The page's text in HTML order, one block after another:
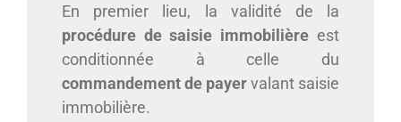
En premier lieu,
la validité de la
procédure de saisie immobilière est
conditionnée à celle du
commandement de payervalant saisie
immobilière.